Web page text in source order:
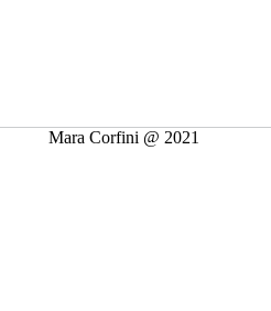
Mara Corfini @ 2021